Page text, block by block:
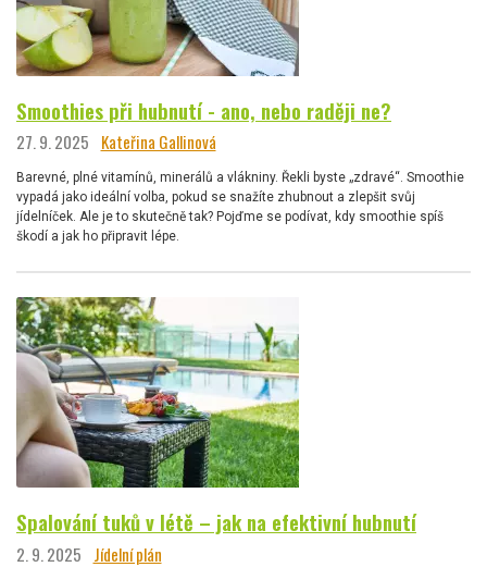
Smoothies při hubnutí - ano, nebo raději ne?
27. 9. 2025 Kateřina Gallinová
Barevné, plné vitamínů, minerálů a vlákniny. Řekli byste „zdravé“. Smoothie
vypadá jako ideální volba, pokud se snažíte zhubnout a zlepšit svůj
jídelníček. Ale je to skutečně tak? Pojďme se podívat, kdy smoothie spíš
škodí a jak ho připravit lépe.
Spalování tuků v létě – jak na efektivní hubnutí
2. 9. 2025 Jídelní plán